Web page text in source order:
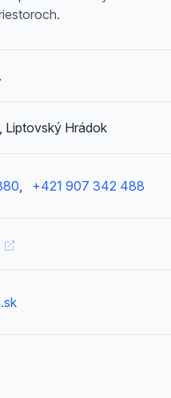
Liptovský Hrádok
, +421 907 342 488